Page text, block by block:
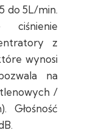
do 5L/min.
ciśnienie
z
wynosi
na
/
Głośność